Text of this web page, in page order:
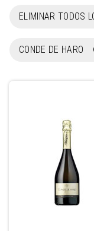
ELIMINAR TODOS
CONDE DE HARO